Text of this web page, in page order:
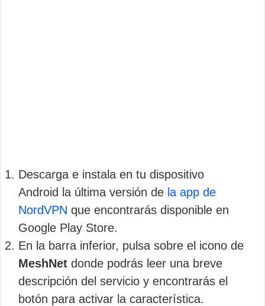
Descarga e instala en tu dispositivo
Android la última versión de la app de
NordVPN que encontrarás disponible en
Google Play Store.
En la barra inferior, pulsa sobre el icono de
MeshNet donde podrás leer una breve
descripción del servicio y encontrarás el
botón para activar la característica.